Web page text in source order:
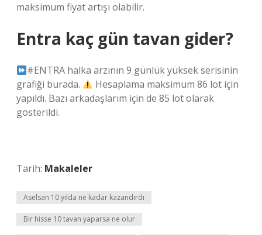
maksimum fiyat artışı olabilir.
Entra kaç gün tavan gider?
#ENTRA halka arzının 9 günlük yüksek serisinin
grafiği burada.
Hesaplama maksimum 86 lot için
yapıldı. Bazı arkadaşlarım için de 85 lot olarak
gösterildi.
Tarih: Makaleler
Aselsan 10 yılda ne kadar kazandırdı
Bir hisse 10 tavan yaparsa ne olur